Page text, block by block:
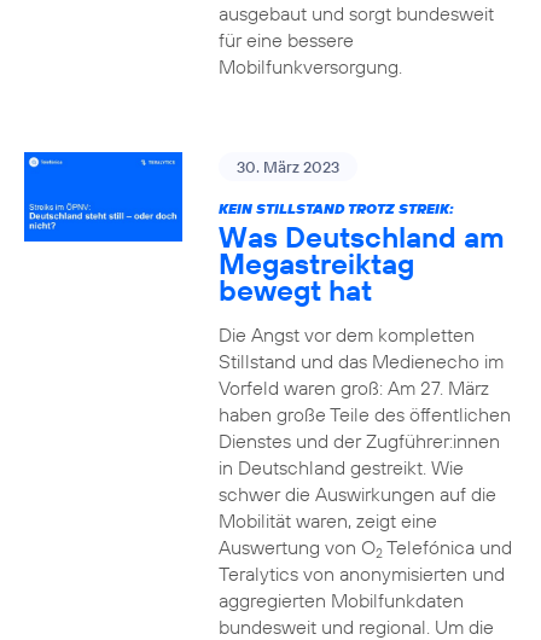
ausgebaut und sorgt bundesweit
für eine bessere
Mobilfunkversorgung.
30. März 2023
KEIN STILLSTAND TROTZ STREIK:
Was Deutschland am
Megastreiktag
bewegt hat
Die Angst vor dem kompletten
Stillstand und das Medienecho im
Vorfeld waren groß: Am 27. März
haben große Teile des öffentlichen
Dienstes und der Zugführer:innen
in Deutschland gestreikt. Wie
schwer die Auswirkungen auf die
Mobilität waren, zeigt eine
Auswertung von O2Telefónica und
Teralytics von anonymisierten und
aggregierten Mobilfunkdaten
bundesweit und regional. Um die